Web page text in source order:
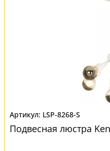
LSP-8268-S
Подвесная люстра